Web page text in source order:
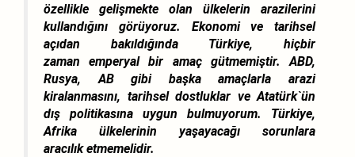
özellikle gelişmekte olan ülkelerin arazilerini
kullandığını görüyoruz. Ekonomi ve tarihsel
açıdan bakıldığında Türkiye, hiçbir
zaman emperyal bir amaç gütmemiştir. ABD,
Rusya, AB gibi başka amaçlarla arazi
kiralanmasını, tarihsel dostluklar ve Atatürk`ün
dış politikasına uygun bulmuyorum. Türkiye,
Afrika ülkelerinin yaşayacağı sorunlara
aracılık etmemelidir.